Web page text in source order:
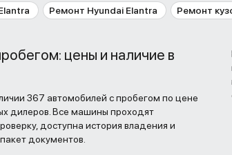
Ремонт Hyundai Elantra Ремонт
цены и наличие в
367 автомобилей с пробегом по цене
дилеров. Все машины проходят
доступна история владения и
документов.